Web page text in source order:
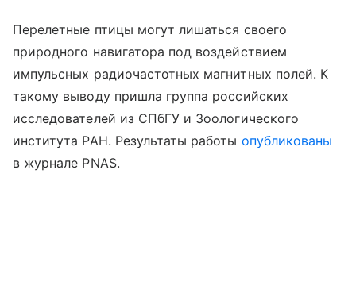
Перелетные птицы могут лишаться своего
природного навигатора под воздействием
импульсных радиочастотных магнитных полей. К
такому выводу пришла группа российских
исследователей из СПбГУ и Зоологического
института РАН. Результаты работы опубликованы
в журнале PNAS.